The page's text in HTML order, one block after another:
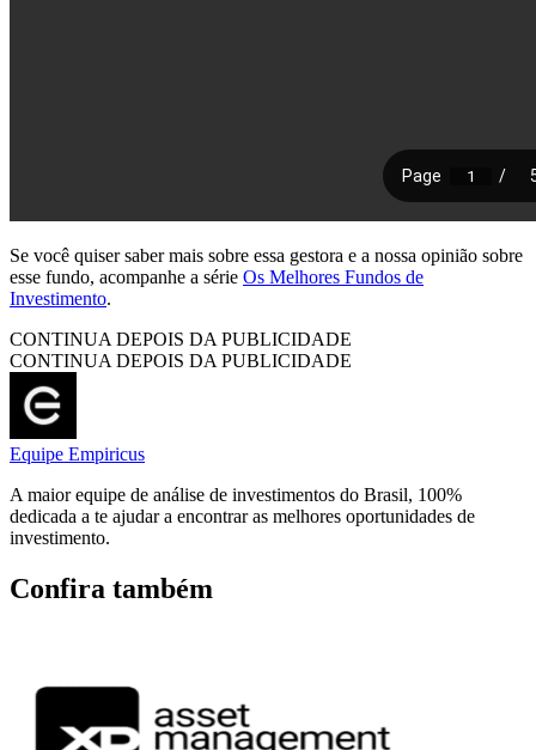
Se você quiser saber mais sobre essa gestora e a nossa opinião sobre
esse fundo, acompanhe a série Os Melhores Fundos de
Investimento.
CONTINUA DEPOIS DA PUBLICIDADE
CONTINUA DEPOIS DA PUBLICIDADE
Equipe Empiricus
A maior equipe de análise de investimentos do Brasil, 100%
dedicada a te ajudar a encontrar as melhores oportunidades de
investimento.
Confira também